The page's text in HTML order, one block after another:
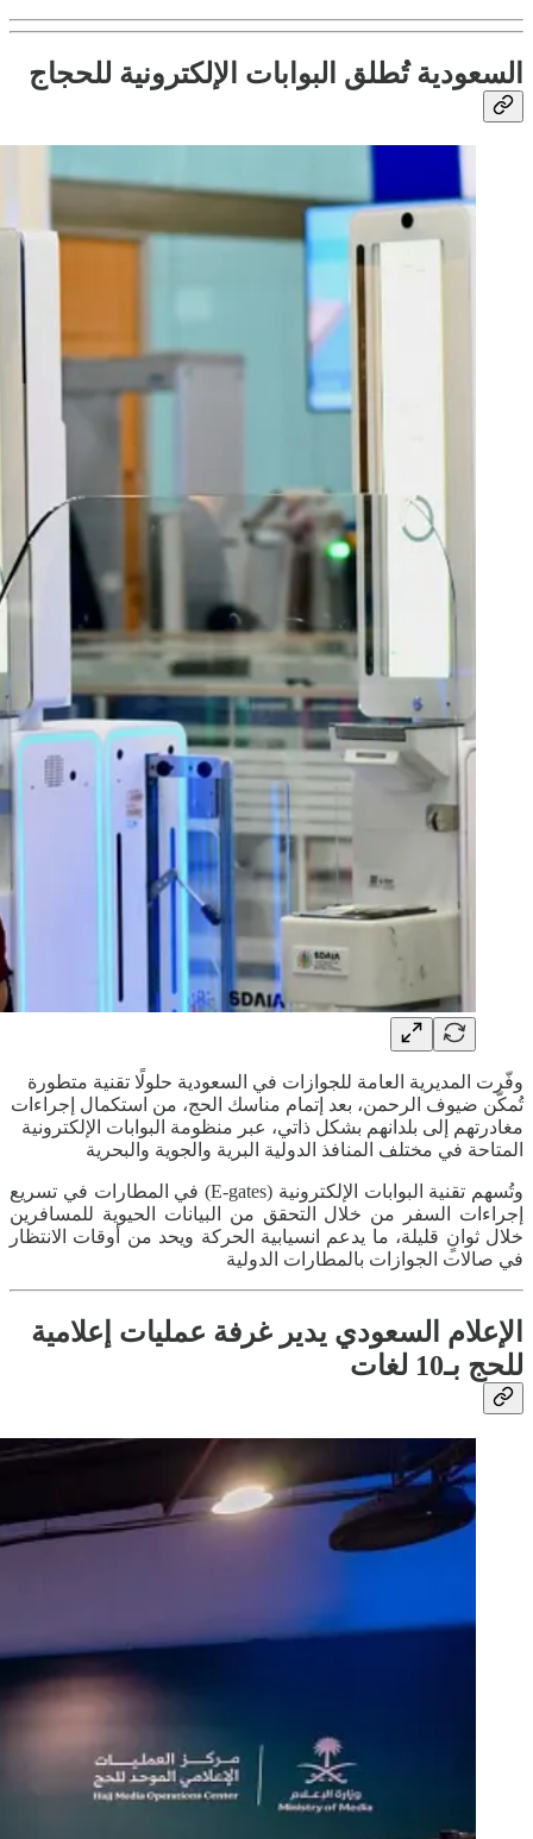
السعودية تُطلق البوابات الإلكترونية للحجاج
وفّرت المديرية العامة للجوازات في السعودية حلولًا تقنية متطورة
تُمكّن ضيوف الرحمن، بعد إتمام مناسك الحج، من استكمال إجراءات
مغادرتهم إلى بلدانهم بشكل ذاتي، عبر منظومة البوابات الإلكترونية
المتاحة في مختلف المنافذ الدولية البرية والجوية والبحرية
وتُسهم تقنية البوابات الإلكترونية (E-gates) في المطارات في تسريع
إجراءات السفر من خلال التحقق من البيانات الحيوية للمسافرين
خلال ثوانٍ قليلة، ما يدعم انسيابية الحركة ويحد من أوقات الانتظار
في صالات الجوازات بالمطارات الدولية
الإعلام السعودي يدير غرفة عمليات إعلامية
للحج بـ10 لغات